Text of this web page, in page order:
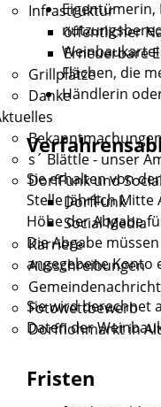
Infrastruktur
öffentlicher
Erneuerbare
Grillplätze
Danke
Bekanntmachungen
s´ Blättle - unser
DorfFunk und
DorfFunk
Social Media
Karriere
Ausschreibungen
Fotowettbewerb
Dorfflohmarkt in
Flächen, die
Händlerin
Sie erhalten von
Stelle jährlich Mitte
Höhe der Abgabe
Die Abgabe
angegebene Konto
Sie wird berechnet
Daten der
Fristen